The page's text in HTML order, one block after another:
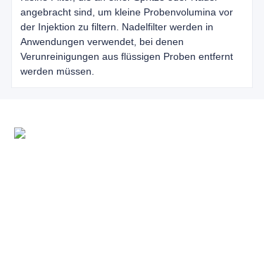
angebracht sind, um kleine Probenvolumina vor
der Injektion zu filtern. Nadelfilter werden in
Anwendungen verwendet, bei denen
Verunreinigungen aus flüssigen Proben entfernt
werden müssen.